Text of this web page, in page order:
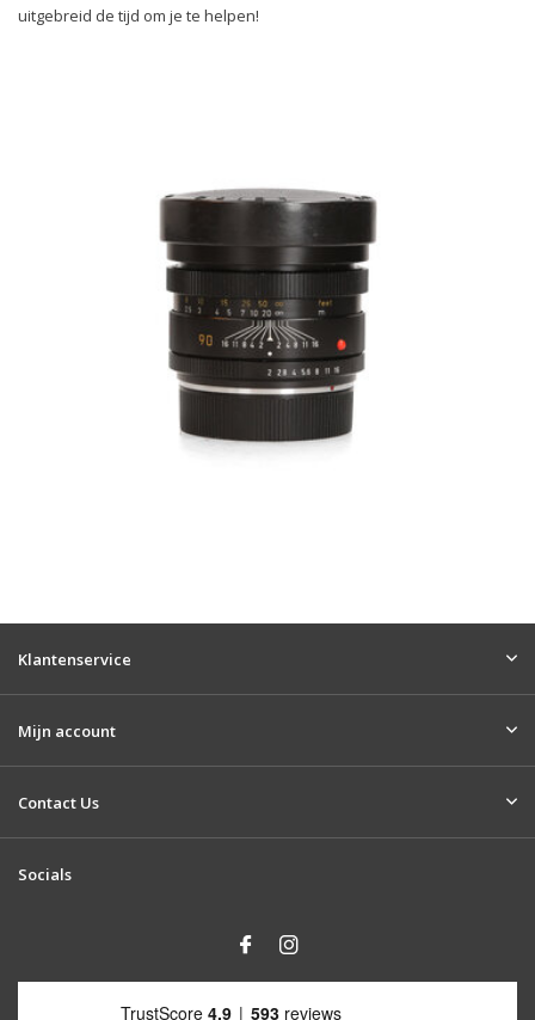
uitgebreid de tijd om je te helpen!
Klantenservice
Mijn account
Contact Us
Socials